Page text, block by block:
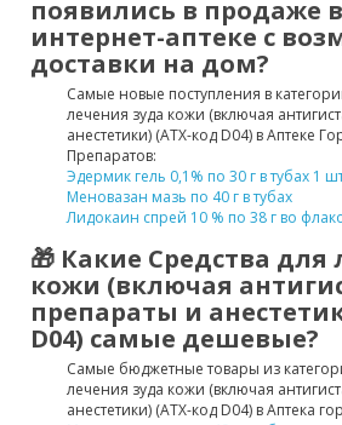
появились в продаже в
интернет-аптеке с
доставки на дом?
Самые новые поступления в
лечения зуда кожи (включая
анестетики) (ATX-код D04) в Аптеке
Препаратов:
Эдермик гель 0,1% по 30 г в тубах 1
Меновазан мазь по 40 г в тубах
Лидокаин спрей 10 % по 38 г во
🎁 Какие Средства для
кожи (включая
препараты и
D04) самые дешевые?
Самые бюджетные товары из
лечения зуда кожи (включая
анестетики) (ATX-код D04) в Аптека